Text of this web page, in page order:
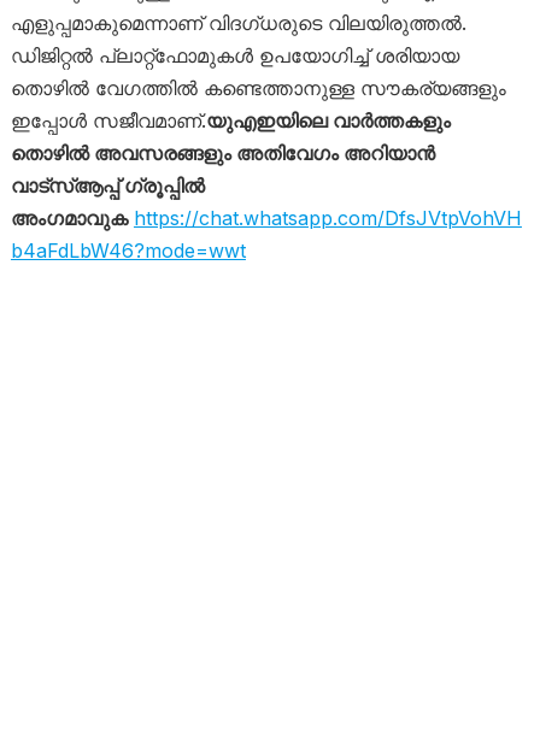
എളുപ്പമാകുമെന്നാണ് വിദഗ്ധരുടെ വിലയിരുത്തൽ.
ഡിജിറ്റൽ പ്ലാറ്റ്‌ഫോമുകൾ ഉപയോഗിച്ച് ശരിയായ
തൊഴിൽ വേഗത്തിൽ കണ്ടെത്താനുള്ള സൗകര്യങ്ങളും
ഇപ്പോൾ സജീവമാണ്.യുഎഇയിലെ വാർത്തകളും
തൊഴിൽ അവസരങ്ങളും അതിവേഗം അറിയാൻ
വാട്സ്ആപ്പ് ഗ്രൂപ്പിൽ
അംഗമാവുക https://chat.whatsapp.com/DfsJVtpVohVH
b4aFdLbW46?mode=wwt